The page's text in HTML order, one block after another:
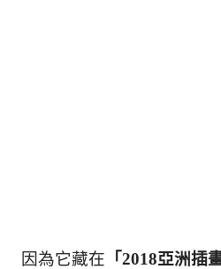
因為它藏在 「2018亞洲插